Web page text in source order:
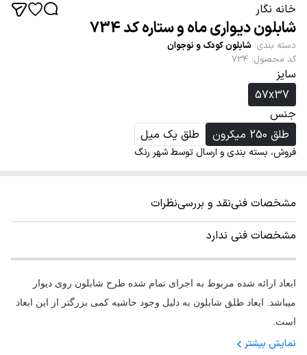
خانه نگار
شابلون دیواری ماه و ستاره کد 734
دسته بندی: شابلون کودک و نوجوان
کد محصول:
734
سایز
57x37
جنس
طلق 250 میکرون
طلق یک میل
فروش، بسته بندی و ارسال توسط شهر رنگ
مشخصات فنینقد و بررسینظرات
مشخصات فنی ندارد
ابعاد ارائه شده مربوط به اجرای تمام شده طرح شابلون روی دیوار
میباشد. ابعاد طلق شابلون به دلیل وجود حاشیه کمی بزرگتر از این ابعاد
است.
نمایش بیشتر